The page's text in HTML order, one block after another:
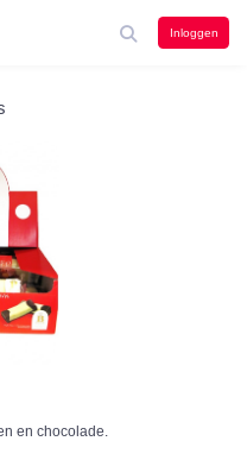
Inloggen
en chocolade.